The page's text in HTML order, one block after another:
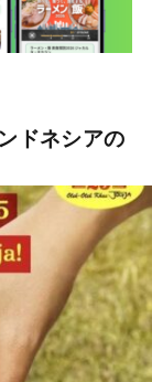
ドネシアの